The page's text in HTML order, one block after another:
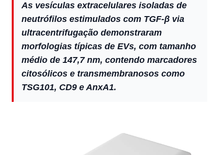
As vesículas extracelulares isoladas de
neutrófilos estimulados com TGF-β via
ultracentrifugação demonstraram
morfologias típicas de EVs, com tamanho
médio de 147,7 nm, contendo marcadores
citosólicos e transmembranosos como
TSG101, CD9 e AnxA1.